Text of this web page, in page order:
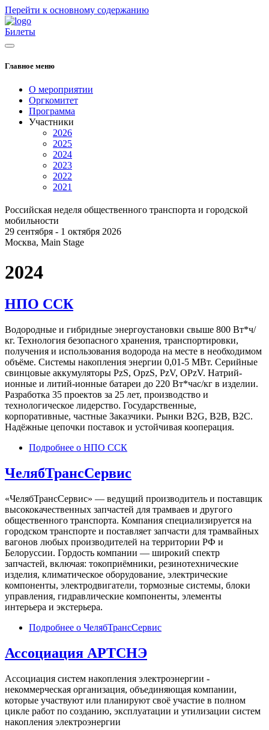
Перейти к основному содержанию
Билеты
Главное меню
О мероприятии
Оргкомитет
Программа
Участники
2026
2025
2024
2023
2022
2021
Российская неделя общественного транспорта и городской
мобильности
29 сентября - 1 октября 2026
Москва, Main Stage
2024
НПО ССК
Водородные и гибридные энергоустановки свыше 800 Вт*ч/
кг. Технология безопасного хранения, транспортировки,
получения и использования водорода на месте в необходимом
объёме. Системы накопления энергии 0,01-5 МВт. Серийные
свинцовые аккумуляторы PzS, OpzS, PzV, OPzV. Натрий-
ионные и литий-ионные батареи до 220 Вт*час/кг в изделии.
Разработка 35 проектов за 25 лет, производство и
технологическое лидерство. Государственные,
корпоративные, частные Заказчики. Рынки B2G, B2B, B2C.
Надёжные цепочки поставок и устойчивая кооперация.
Подробнее о НПО ССК
ЧелябТрансСервис
«ЧелябТрансСервис» — ведущий производитель и поставщик
высококачественных запчастей для трамваев и другого
общественного транспорта. Компания специализируется на
городском транспорте и поставляет запчасти для трамвайных
вагонов любых производителей на территории РФ и
Белоруссии. Гордость компании — широкий спектр
запчастей, включая: токоприёмники, резинотехнические
изделия, климатическое оборудование, электрические
компоненты, электродвигатели, тормозные системы, блоки
управления, гидравлические компоненты, элементы
интерьера и экстерьера.
Подробнее о ЧелябТрансСервис
Ассоциация АРТСНЭ
Ассоциация систем накопления электроэнергии -
некоммерческая организация, объединяющая компании,
которые участвуют или планируют своё участие в полном
цикле работ по созданию, эксплуатации и утилизации систем
накопления электроэнергии